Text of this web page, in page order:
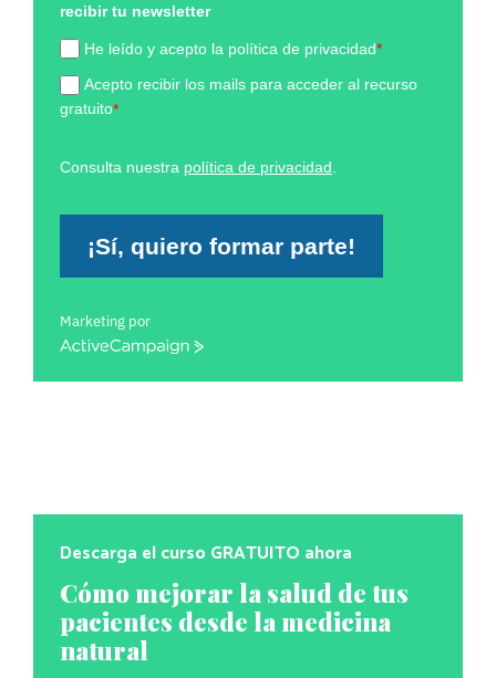
recibir tu newsletter
He leído y acepto la política de privacidad*
Acepto recibir los mails para acceder al recurso
gratuito*
Consulta nuestra política de privacidad
¡Sí, quiero formar parte!
Marketing por
ActiveCampaign
Descarga el curso GRATUITO ahora
Cómo mejorar la salud de tus
pacientes desde la medicina
natural